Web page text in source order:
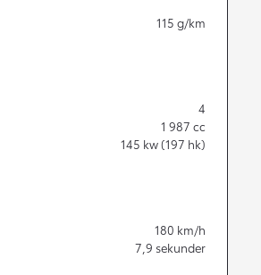
115 g/km
4
1 987 cc
145 kw (197 hk)
180 km/h
7,9 sekunder